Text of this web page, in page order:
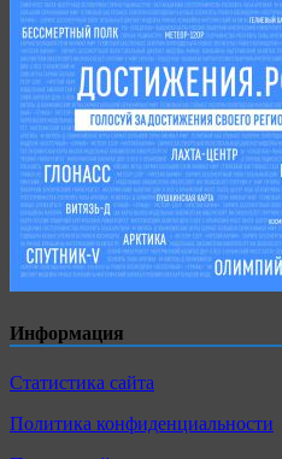
Информация
Статистика сайта
Политика конфиденциальности